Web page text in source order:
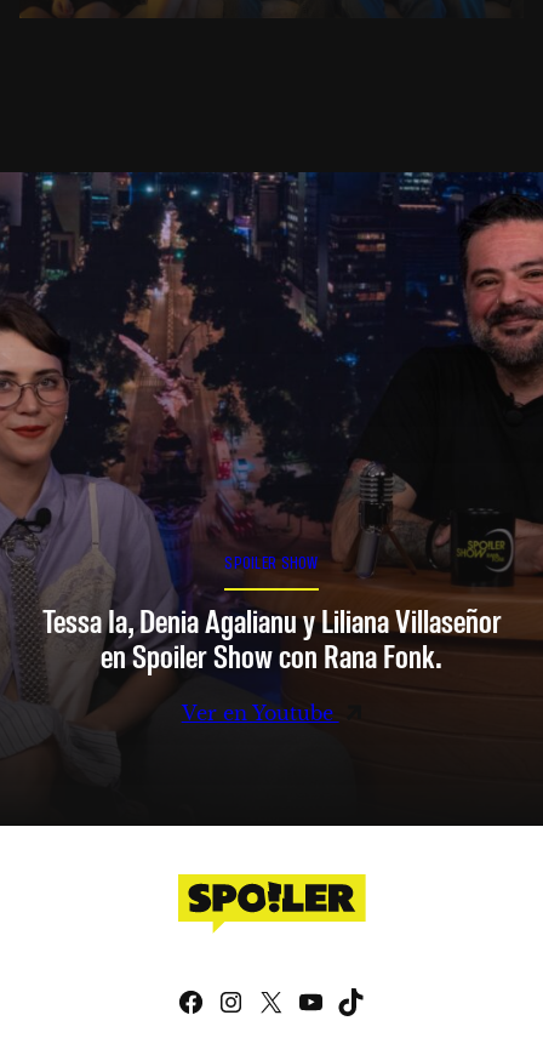
SPOILER SHOW
Tessa Ia, Denia Agalianu y Liliana Villaseñor
en Spoiler Show con Rana Fonk.
Ver en Youtube
Facebook
Instagram
X YouTube